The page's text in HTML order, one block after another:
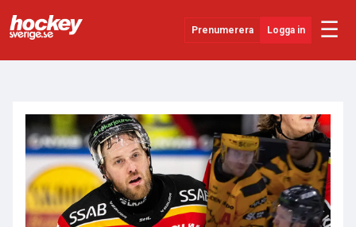
Prenumerera Logga in ☰
SHL
Evenemang
Övrigt